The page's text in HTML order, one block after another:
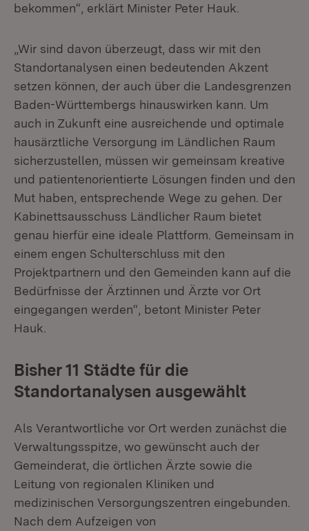
bekommen“, erklärt Minister Peter Hauk.
„Wir sind davon überzeugt, dass wir mit den
Standortanalysen einen bedeutenden Akzent
setzen können, der auch über die Landesgrenzen
Baden-Württembergs hinauswirken kann. Um
auch in Zukunft eine ausreichende und optimale
hausärztliche Versorgung im Ländlichen Raum
sicherzustellen, müssen wir gemeinsam kreative
und patientenorientierte Lösungen finden und den
Mut haben, entsprechende Wege zu gehen. Der
Kabinettsausschuss Ländlicher Raum bietet
genau hierfür eine ideale Plattform. Gemeinsam in
einem engen Schulterschluss mit den
Projektpartnern und den Gemeinden kann auf die
Bedürfnisse der Ärztinnen und Ärzte vor Ort
eingegangen werden“, betont Minister Peter
Hauk.
Bisher 11 Städte für die
Standortanalysen ausgewählt
Als Verantwortliche vor Ort werden zunächst die
Verwaltungsspitze, wo gewünscht auch der
Gemeinderat, die örtlichen Ärzte sowie die
Leitung von regionalen Kliniken und
medizinischen Versorgungszentren eingebunden.
Nach dem Aufzeigen von